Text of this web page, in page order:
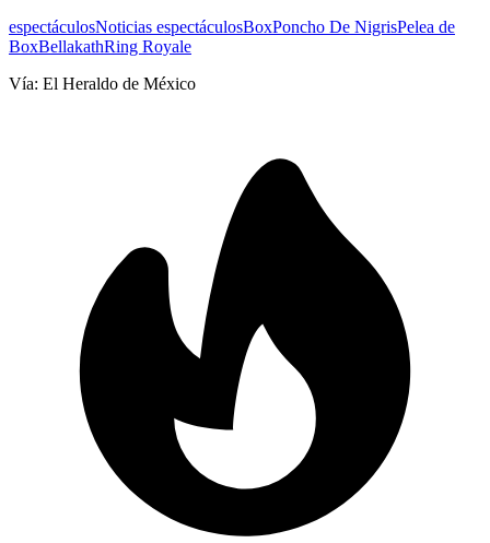
espectáculosNoticias espectáculosBoxPoncho De NigrisPelea de
BoxBellakathRing Royale
Vía: El Heraldo de México